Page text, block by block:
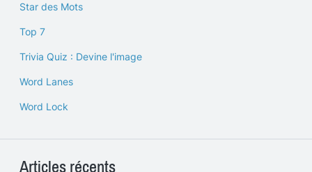
Star des Mots
Top 7
Trivia Quiz : Devine l'image
Word Lanes
Word Lock
Articles récents